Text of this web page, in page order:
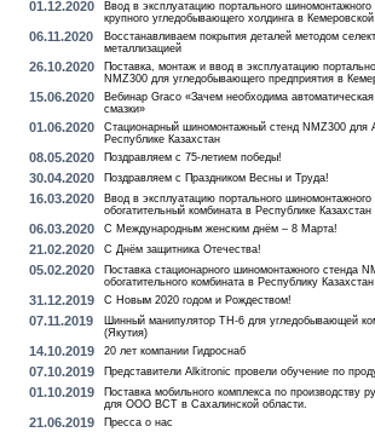
01.12.2020
Ввод в эксплуатацию портального
крупного угледобывающего холдинга в
06.11.2020
Восстанавливаем покрытия деталей методом
металлизацией
26.10.2020
Поставка, монтаж и ввод в эксплуатацию
NMZ300 для угледобывающего предприятия в
15.06.2020
Вебинар Graco «Зачем необходима
смазки»
01.06.2020
Стационарный шиномонтажный стенд NMZ300 для
Республике Казахстан
08.05.2020 Поздравляем с 75-летием победы!
30.04.2020 Поздравляем с Праздником Весны и Труда!
16.03.2020
Ввод в эксплуатацию портального
обогатительный комбината в Республике Казахстан
06.03.2020 С Международным женским днём – 8 Марта!
21.02.2020 С Днём защитника Отечества!
05.02.2020
Поставка стационарного шиномонтажного стенда
обогатительного комбината в Республику Казахстан
31.12.2019 С Новым 2020 годом и Рождеством!
07.11.2019
Шинный манипулятор TH-6 для угледобывающей
(Якутия)
14.10.2019 20 лет компании Гидроснаб
07.10.2019 Представители Alkitronic провели обучение по
01.10.2019
Поставка мобильного комплекса по производству
для ООО ВСТ в Сахалинской области.
21.06.2019 Пресса о нас